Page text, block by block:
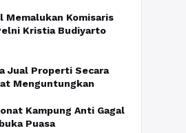
Memalukan Komisaris
Kristia Budiyarto
Jual Properti Secara
Menguntungkan
Kampung Anti Gagal
Puasa